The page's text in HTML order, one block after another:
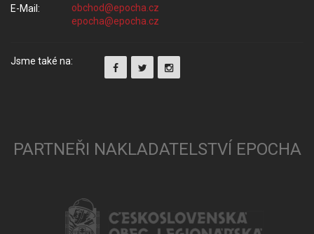
E-Mail:
Jsme také na:
PARTNEŘI NAKLADATELSTVÍ EPOCHA